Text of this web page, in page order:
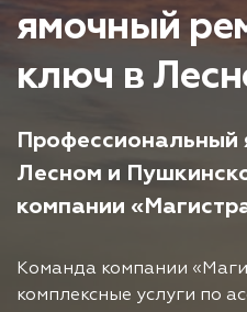
ямочный
ключ в
Профессиональный
Лесном и
компании
Команда компании
комплексные услуги по